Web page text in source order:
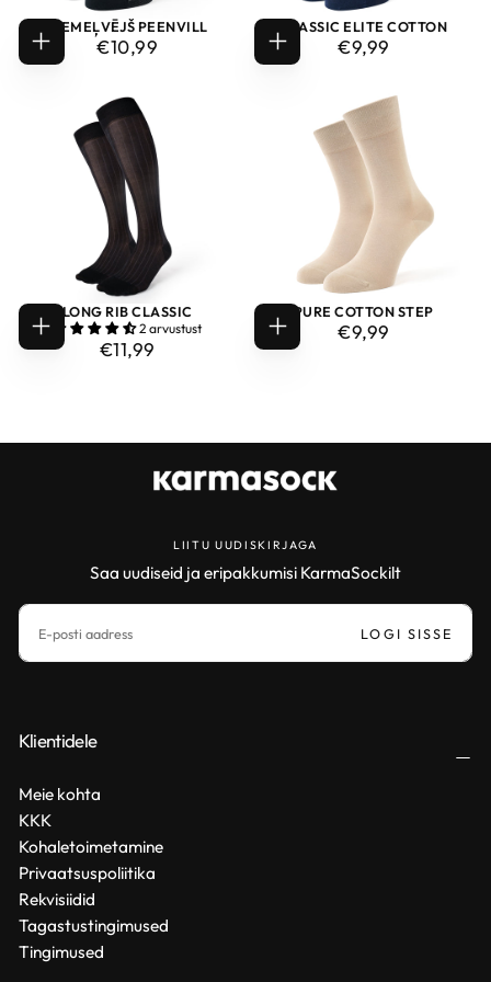
LISA
OSTUKORVI
ZIEMEĻVĒJŠ PEENVILL
€10,99
TAVAHIND
€10,99 VALIGE
VALIKUD
CLASSIC ELITE COTTON
€9,99
TAVAHIND
€9,99
VALIGE
VALIKUD
LONG RIB CLASSIC
2 arvustust
€11,99
TAVAHIND
€11,99 VALIGE
VALIKUD
PURE COTTON STEP
€9,99
TAVAHIND
€9,99
LIITU UUDISKIRJAGA
Saa uudiseid ja eripakkumisi KarmaSockilt
MEIL
LOGI SISSE
Klientidele
Meie kohta
KKK
Kohaletoimetamine
Privaatsuspoliitika
Rekvisiidid
Tagastustingimused
Tingimused